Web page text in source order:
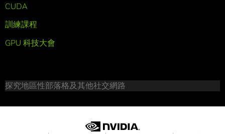
CUDA
訓練課程
GPU 科技大會
探究地區性部落格及其他社交網路